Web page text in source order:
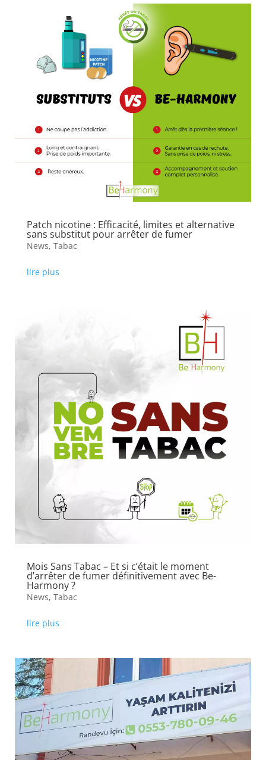
Patch nicotine : Efficacité, limites et alternative
sans substitut pour arrêter de fumer
News, Tabac
lire plus
Mois Sans Tabac – Et si c’était le moment
d’arrêter de fumer définitivement avec Be-
Harmony ?
News, Tabac
lire plus